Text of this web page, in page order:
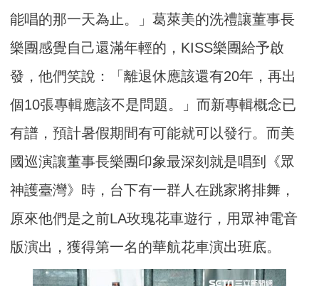
能唱的那一天為止。」葛萊美的洗禮讓董事長
樂團感覺自己還滿年輕的，KISS樂團給予啟
發，他們笑說：「離退休應該還有20年，再出
個10張專輯應該不是問題。」而新專輯概念已
有譜，預計暑假期間有可能就可以發行。而美
國巡演讓董事長樂團印象最深刻就是唱到《眾
神護臺灣》時，台下有一群人在跳家將排舞，
原來他們是之前LA玫瑰花車遊行，用眾神電音
版演出，獲得第一名的華航花車演出班底。